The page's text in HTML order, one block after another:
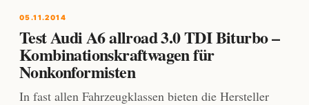
05.11.2014
Test Audi A6 allroad 3.0 TDI Biturbo –
Kombinationskraftwagen für
Nonkonformisten
In fast allen Fahrzeugklassen bieten die Hersteller